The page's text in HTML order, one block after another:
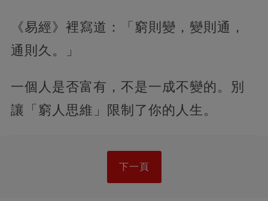
《易經》裡寫道：「窮則變，變則通，
通則久。」
一個人是否富有，不是一成不變的。別
讓「窮人思維」限制了你的人生。
下一頁